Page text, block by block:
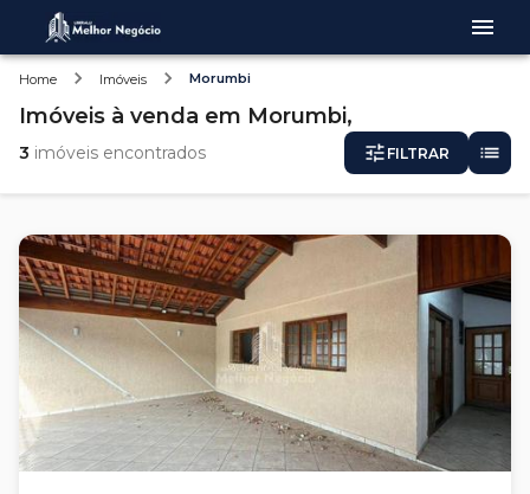
Home Imóveis Morumbi
Imóveis à venda em Morumbi,
3 imóveis encontrados FILTRAR